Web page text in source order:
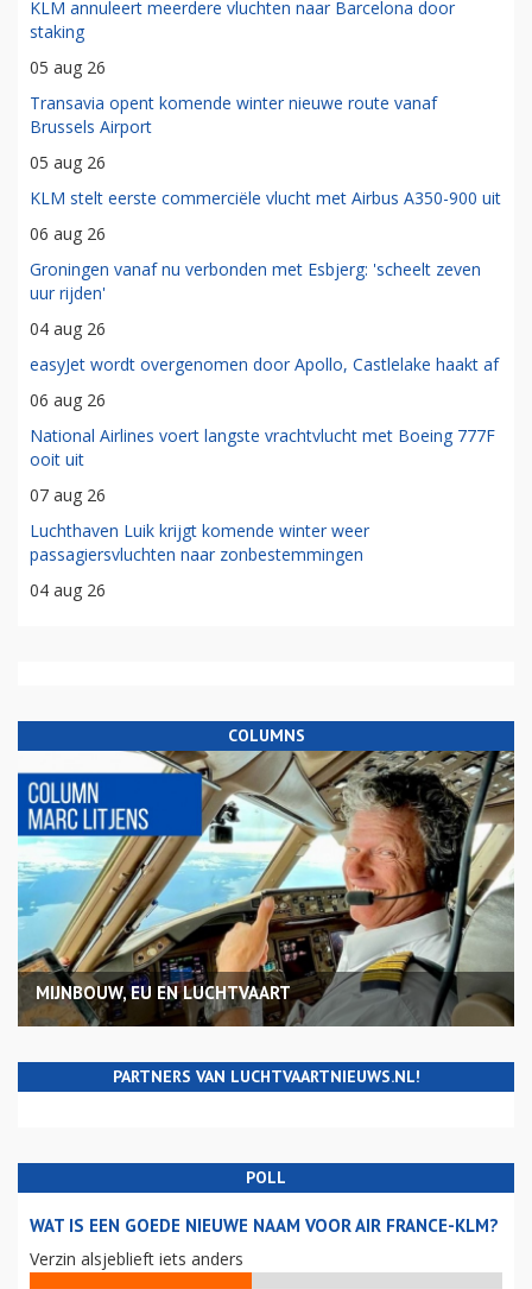
KLM annuleert meerdere vluchten naar Barcelona door
staking
05 aug 26
Transavia opent komende winter nieuwe route vanaf
Brussels Airport
05 aug 26
KLM stelt eerste commerciële vlucht met Airbus A350-900 uit
06 aug 26
Groningen vanaf nu verbonden met Esbjerg: 'scheelt zeven
uur rijden'
04 aug 26
easyJet wordt overgenomen door Apollo, Castlelake haakt af
06 aug 26
National Airlines voert langste vrachtvlucht met Boeing 777F
ooit uit
07 aug 26
Luchthaven Luik krijgt komende winter weer
passagiersvluchten naar zonbestemmingen
04 aug 26
COLUMNS
MIJNBOUW, EU EN LUCHTVAART
PARTNERS VAN LUCHTVAARTNIEUWS.NL!
POLL
WAT IS EEN GOEDE NIEUWE NAAM VOOR AIR FRANCE-KLM?
Verzin alsjeblieft iets anders